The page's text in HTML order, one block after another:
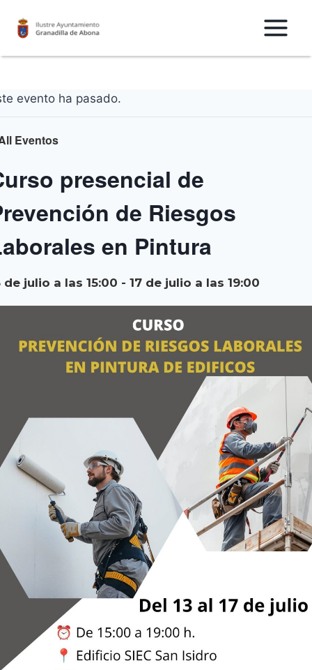
evento ha pasado.
Eventos
presencial de
de Riesgos
en Pintura
de julio a las 15:00 - 17 de julio a las 19:00